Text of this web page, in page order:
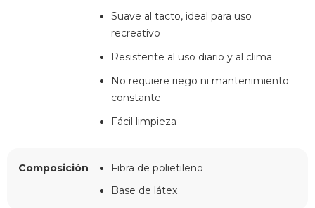
Suave al tacto, ideal para uso
recreativo
Resistente al uso diario y al clima
No requiere riego ni mantenimiento
constante
Fácil limpieza
Composición
Fibra de polietileno
Base de látex